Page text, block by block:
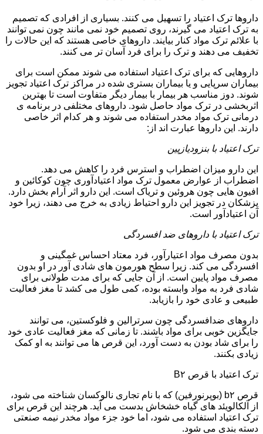
داروها ترک اعتیاد را تسهیل می کنند. بسیاری از افرادی که تصمیم
به ترک اعتیاد می گیرند، روی تصمیم خود نمی مانند چون نمی توانند
با علائم ترک مواد کنار بیایند. داروهای خاصی هستند که این حالات را
تخفیف می دهند و ترک را برای فرد آسان تر می کنند.
داروهایی که برای ترک اعتیاد استفاده می شوند ممکن است برای
بیماران سرپایی و یا بیماران بستری شده در مراکز ترک اعتیاد تجویز
شوند. دوز مناسب هر بیمار با بیمار دیگر متفاوت است تا بهترین
اثربخشی در ترک مواد حاصل شود. داروهای مختلفی در برنامه ی
درمانی ترک مواد مخدر استفاده می شوند و هر کدام اثر خاصی
دارند. این داروها عبارت اند از:
ترک اعتیاد با بنزودیازپین
این دارو میزان اضطراب و استرس فرد را کاهش می دهد.
اضطراب از عوارض معمول ترک مواد اعتیادآوری چون کوکائین و
افیون هایی چون هروئین و تریاک است. این دارو اثر آرام بخش دارد.
پزشکان در تجویز این دارو احتیاط زیادی به خرج می دهند، زیرا خود
آن اعتیادآور است.
ترک اعتیاد با داروهای ضد افسردگی
بدون مصرف مواد اعتیارآور، فرد معتاد احساس غمگینی و
افسردگی می کند. زیرا سطح هورمون های شادی آور در او بدون
مصرف مواد پایین است. از آن جایی که برای مدت طولانی برای
شادی فرد به مواد وابسته بوده، کمی طول می کشد تا مغز فعالیت
طبیعی و عادی خود را بازیابد.
داروهای ضدافسردگی چون سرترالین و فلوکستین، می توانند
جایگزین خوبی برای مواد باشند. تا زمانی که مغز فعالیت عادی خود
را برای شاد بودن به دست آورد، این قرص ها می توانند به او کمک
زیادی بکنند.
ترک اعتیاد با قرص B۲
قرص b۲ (بوپرنورفین) که با نام تجاری نالوکسان شناخته می شود،
از آلکالویئد های گیاه خشخاش بدست می آید. هرچند این قرص برای
ترک اعتیاد استفاده می شود، اما خود جزء مواد مخدر نیمه صنعتی
دسته بندی می شود.